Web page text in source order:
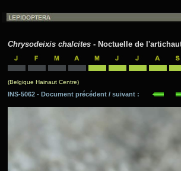
Chrysodeixis chalcites - Noctuelle de
(Belgique Hainaut Centre)
INS-5062 - Document précédent / suivant :